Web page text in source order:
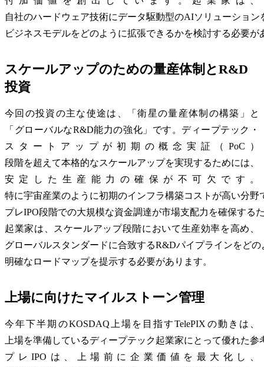
自社のハードウェア技術にデータ駆動型のAIソリューション
ビジネスモデルをどのように拡張できるかを検討する必要が
スケールアップのための量産体制とR&D
投資
今回の投資の主な使途は、「衛星の量産体制の構築」と
「グローバルなR&D能力の強化」です。ディープテック・
スタートアップが初期の概念実証（PoC）
段階を超えて本格的なスケールアップを実現するためには、
安定した生産能力の確保が不可欠です。
特に宇宙産業のように初期のインフラ構築コストが高い分野
プレIPO段階での大規模な資金調達が市場支配力を確保する
起業家は、スケールアップ段階において生産効率を高め、
グローバルスタンダードに合致するR&Dパイプラインをど
明確なロードマップを提示する必要があります。
上場に向けたマイルストーン管理
今年下半期のKOSDAQ上場を目指すTelePIXの動きは、
上場を準備しているディープテック起業家にとって優れた参
プレIPOは、上場前に企業価値を最大化し、